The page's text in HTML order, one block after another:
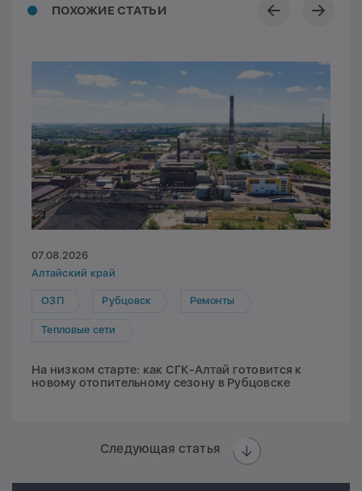
ПОХОЖИЕ СТАТЬИ
07.08.2026
Алтайский край
ОЗП Рубцовск Ремонты
Тепловые сети
На низком старте: как СГК-Алтай готовится к
новому отопительному сезону в Рубцовске
Следующая статья